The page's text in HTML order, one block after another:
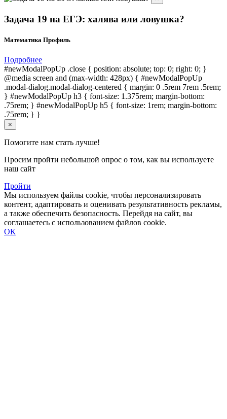
Задача 19 на ЕГЭ: халява или ловушка?
Математика Профиль
Подробнее
#newModalPopUp .close { position: absolute; top: 0; right: 0; }
@media screen and (max-width: 428px) { #newModalPopUp
.modal-dialog.modal-dialog-centered { margin: 0 .5rem 7rem .5rem;
} #newModalPopUp h3 { font-size: 1.375rem; margin-bottom:
.75rem; } #newModalPopUp h5 { font-size: 1rem; margin-bottom:
.75rem; } }
×
Помогите нам стать лучше!
Просим пройти небольшой опрос о том, как вы используете
наш сайт
Пройти
Мы используем файлы cookie, чтобы персонализировать
контент, адаптировать и оценивать результативность рекламы,
а также обеспечить безопасность. Перейдя на сайт, вы
соглашаетесь с использованием файлов cookie.
ОК